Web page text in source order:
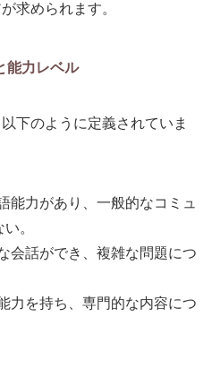
求められます。
能力レベル
下のように定義されていま
能力があり、一般的なコミュ
。
会話ができ、複雑な問題につ
力を持ち、専門的な内容につ